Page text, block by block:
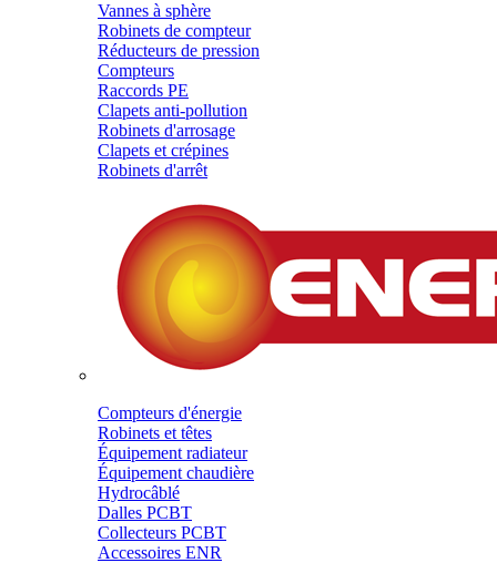
Vannes à sphère
Robinets de compteur
Réducteurs de pression
Compteurs
Raccords PE
Clapets anti-pollution
Robinets d'arrosage
Clapets et crépines
Robinets d'arrêt
Compteurs d'énergie
Robinets et têtes
Équipement radiateur
Équipement chaudière
Hydrocâblé
Dalles PCBT
Collecteurs PCBT
Accessoires ENR